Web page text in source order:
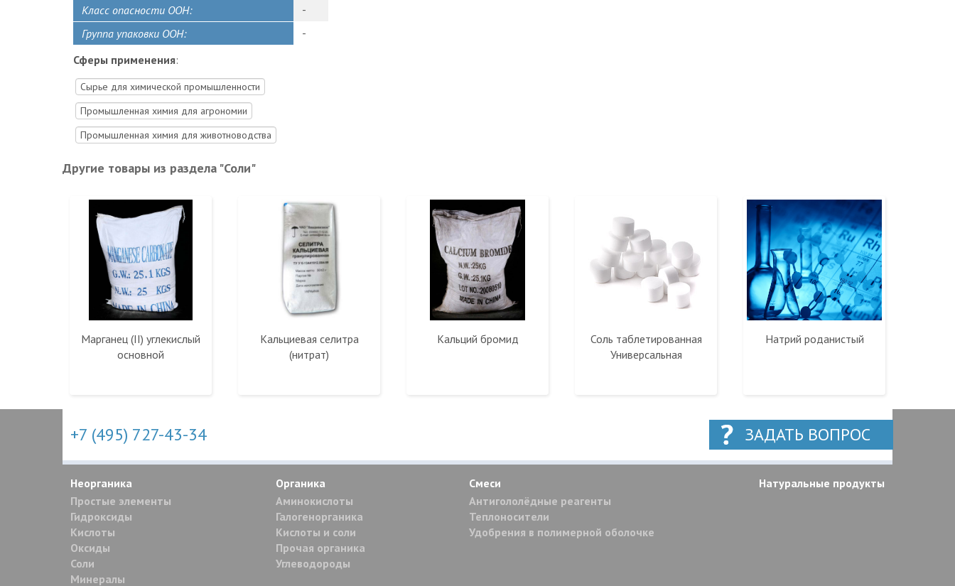
Класс опасности ООН:
-
Группа упаковки ООН:
-
Сферы применения:
Сырье для химической промышленности
Промышленная химия для агрономии
Промышленная химия для животноводства
Другие товары из раздела "Соли"
Марганец (II) углекислый
основной
Кальциевая селитра
(нитрат)
Кальций бромид
Соль таблетированная
Универсальная
Натрий роданистый
+7 (495) 727-43-34 ЗАДАТЬ ВОПРОС
Неорганика
Простые элементы
Гидроксиды
Кислоты
Оксиды
Соли
Минералы
Органика
Аминокислоты
Галогенорганика
Кислоты и соли
Прочая органика
Углеводороды
Смеси
Антигололёдные реагенты
Теплоносители
Удобрения в полимерной оболочке
Натуральные продукты